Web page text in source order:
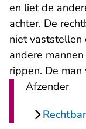
en liet de
achter. De
niet
andere
rippen. De
Afzender